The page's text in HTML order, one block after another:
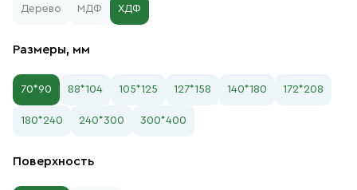
Дерево МДФ ХДФ
Размеры, мм
70*90 88*104 105*125 127*158 140*180 172*208
180*240 240*300 300*400
Поверхность